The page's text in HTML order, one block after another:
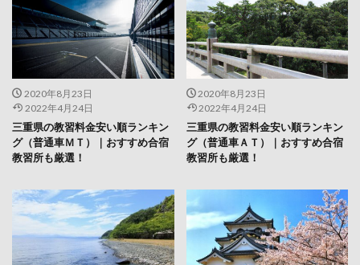
2020年8月23日
2022年4月24日
三重県の教習料金安い順ランキン
グ（普通車ＭＴ）｜おすすめ合宿
教習所も厳選！
2020年8月23日
2022年4月24日
三重県の教習料金安い順ランキン
グ（普通車ＡＴ）｜おすすめ合宿
教習所も厳選！